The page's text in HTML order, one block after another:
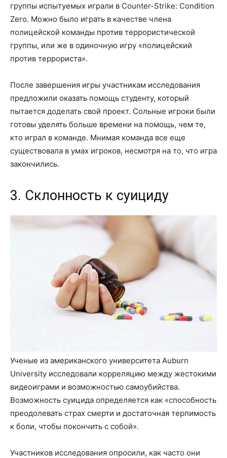
группы испытуемых играли в Counter-Strike: Condition
Zero. Можно было играть в качестве члена
полицейской команды против террористической
группы, или же в одиночную игру «полицейский
против террориста».
После завершения игры участникам исследования
предложили оказать помощь студенту, который
пытается доделать свой проект. Сольные игроки были
готовы уделять больше времени на помощь, чем те,
кто играл в команде. Мнимая команда все еще
существовала в умах игроков, несмотря на то, что игра
закончились.
3. Склонность к суициду
Ученые из американского университета Auburn
University исследовали корреляцию между жестокими
видеоиграми и возможностью самоубийства.
Возможность суицида определяется как «способность
преодолевать страх смерти и достаточная терпимость
к боли, чтобы покончить с собой».
Участников исследования опросили, как часто они